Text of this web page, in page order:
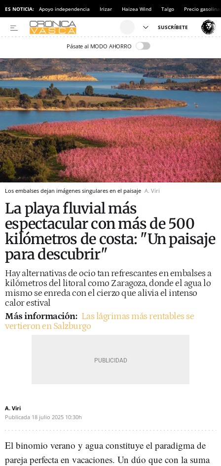
ES NOTICIA: Apoyo independencia Irizar Haizea Wind Talgo Precio gasolina
Pásate al MODO AHORRO
Los embalses dejan imágenes singulares en el paisaje A. Viri
La playa fluvial más
espectacular con más de 500
kilómetros de costa: "Un paisaje
para descubrir"
Hay alternativas de ocio tan refrescantes en embalses a
kilómetros del litoral como Zaragoza, donde el agua lo
mismo se enreda con el cierzo que alivia el intenso
calor estival
Más información: Las lágrimas más rentables se
vertieron en Salzburgo
A. Viri
Publicada 18 julio 2025 10:30h
El binomio verano y agua constituye el paradigma de
pareja perfecta en vacaciones. Un dúo que con la suma